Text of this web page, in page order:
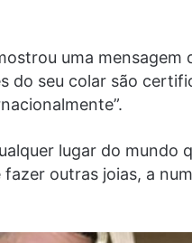
uma
do seu colar são
lugar do mundo
outras joias, a